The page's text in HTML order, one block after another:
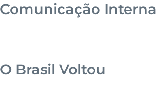
Comunicação Interna
O Brasil Voltou